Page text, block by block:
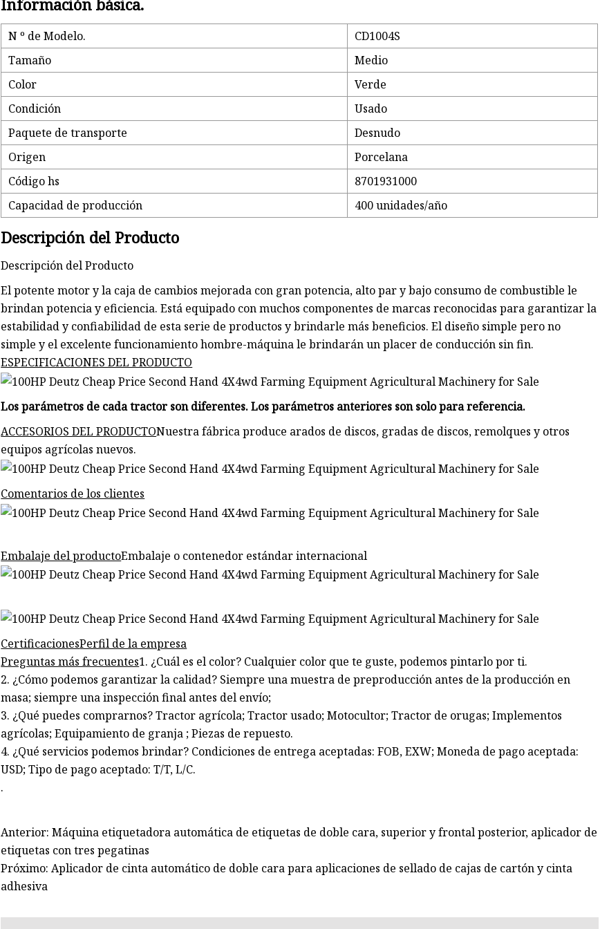
Información básica.
N º de Modelo.
CD1004S
Tamaño
Medio
Color
Verde
Condición
Usado
Paquete de transporte
Desnudo
Origen
Porcelana
Código hs
8701931000
Capacidad de producción
400 unidades/año
Descripción del Producto
Descripción del Producto
El potente motor y la caja de cambios mejorada con gran potencia, alto par y bajo consumo de combustible le
brindan potencia y eficiencia. Está equipado con muchos componentes de marcas reconocidas para garantizar la
estabilidad y confiabilidad de esta serie de productos y brindarle más beneficios. El diseño simple pero no
simple y el excelente funcionamiento hombre-máquina le brindarán un placer de conducción sin fin.
ESPECIFICACIONES DEL PRODUCTO
Los parámetros de cada tractor son diferentes. Los parámetros anteriores son solo para referencia.
ACCESORIOS DEL PRODUCTONuestra fábrica produce arados de discos, gradas de discos, remolques y otros
equipos agrícolas nuevos.
Comentarios de los clientes
Embalaje del productoEmbalaje o contenedor estándar internacional
CertificacionesPerfil de la empresa
Preguntas más frecuentes1. ¿Cuál es el color? Cualquier color que te guste, podemos pintarlo por ti.
2. ¿Cómo podemos garantizar la calidad? Siempre una muestra de preproducción antes de la producción en
masa; siempre una inspección final antes del envío;
3. ¿Qué puedes comprarnos? Tractor agrícola; Tractor usado; Motocultor; Tractor de orugas; Implementos
agrícolas; Equipamiento de granja ; Piezas de repuesto.
4. ¿Qué servicios podemos brindar? Condiciones de entrega aceptadas: FOB, EXW; Moneda de pago aceptada:
USD; Tipo de pago aceptado: T/T, L/C.
.
Anterior: Máquina etiquetadora automática de etiquetas de doble cara, superior y frontal posterior, aplicador de
etiquetas con tres pegatinas
Próximo: Aplicador de cinta automático de doble cara para aplicaciones de sellado de cajas de cartón y cinta
adhesiva